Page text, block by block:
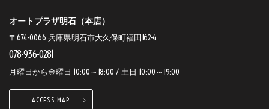
オートプラザ明石（本店）
〒674-0066 兵庫県明石市大久保町福田162-4
078-936-0281
月曜日から金曜日 10:00～18:00 / 土日 10:00～19:00
ACCESS MAP